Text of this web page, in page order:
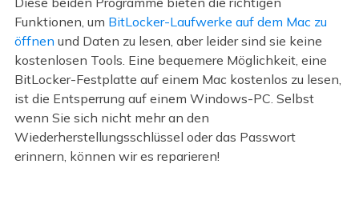
Funktionen, um BitLocker-Laufwerke auf dem Mac zu
öffnen und Daten zu lesen, aber leider sind sie keine
kostenlosen Tools. Eine bequemere Möglichkeit, eine
BitLocker-Festplatte auf einem Mac kostenlos zu lesen,
ist die Entsperrung auf einem Windows-PC. Selbst
wenn Sie sich nicht mehr an den
Wiederherstellungsschlüssel oder das Passwort
erinnern, können wir es reparieren!